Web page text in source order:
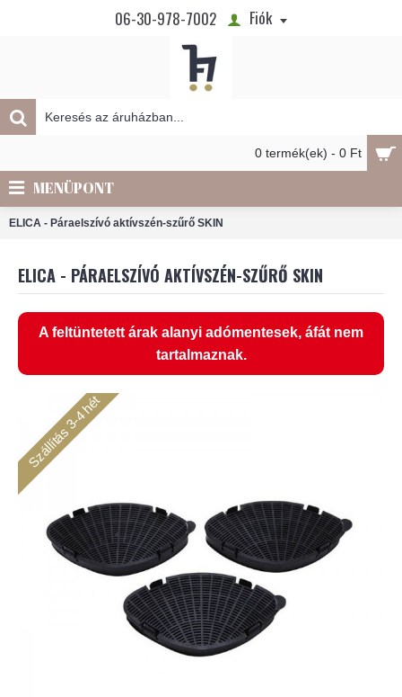
06-30-978-7002 Fiók
0 termék(ek) - 0 Ft
MENÜPONT
ELICA - Páraelszívó aktívszén-szűrő SKIN
ELICA - PÁRAELSZÍVÓ AKTÍVSZÉN-SZŰRŐ SKIN
A feltüntetett árak alanyi adómentesek, áfát nem
tartalmaznak.
Szállítás 3-4 hét